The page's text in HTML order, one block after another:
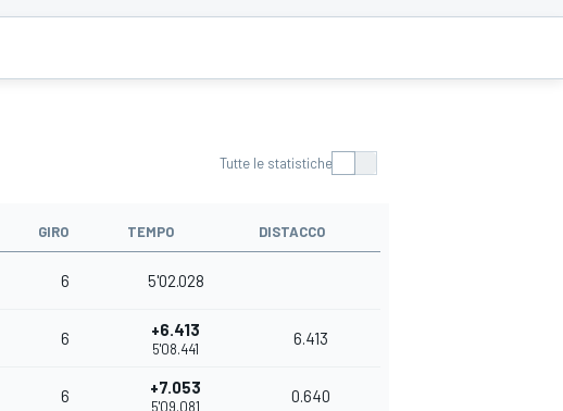
Tutte le statistiche
GIRO TEMPO DISTACCO
6 5'02.028
6 +6.413
5'08.441
6.413
6 +7.053
5'09.081
0.640